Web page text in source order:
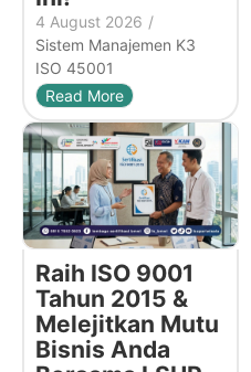
4 August 2026 /
Sistem Manajemen K3
ISO 45001
Read More
Raih ISO 9001
Tahun 2015 &
Melejitkan Mutu
Bisnis Anda